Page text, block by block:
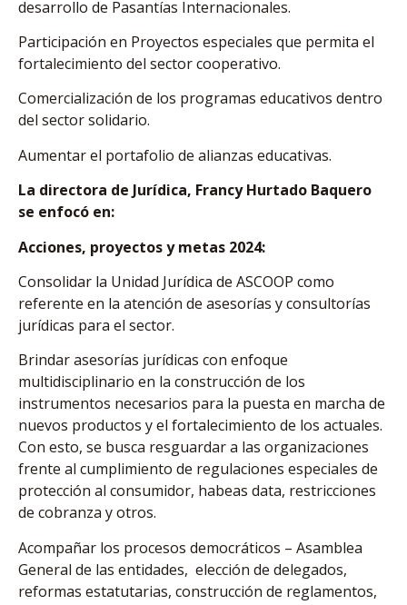
desarrollo de Pasantías Internacionales.
Participación en Proyectos especiales que permita el
fortalecimiento del sector cooperativo.
Comercialización de los programas educativos dentro
del sector solidario.
Aumentar el portafolio de alianzas educativas.
La directora de Jurídica, Francy Hurtado Baquero
se enfocó en:
Acciones, proyectos y metas 2024:
Consolidar la Unidad Jurídica de ASCOOP como
referente en la atención de asesorías y consultorías
jurídicas para el sector.
Brindar asesorías jurídicas con enfoque
multidisciplinario en la construcción de los
instrumentos necesarios para la puesta en marcha de
nuevos productos y el fortalecimiento de los actuales.
Con esto, se busca resguardar a las organizaciones
frente al cumplimiento de regulaciones especiales de
protección al consumidor, habeas data, restricciones
de cobranza y otros.
Acompañar los procesos democráticos – Asamblea
General de las entidades, elección de delegados,
reformas estatutarias, construcción de reglamentos,